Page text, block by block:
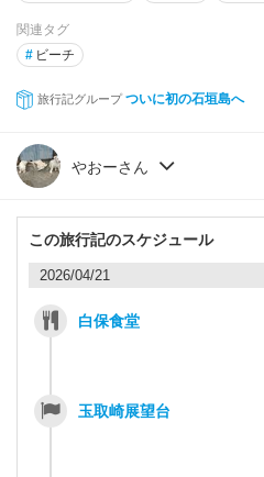
関連タグ
# ビーチ
旅行記グループ ついに初の石垣島へ
やおーさん
この旅行記のスケジュール
2026/04/21
白保食堂
玉取崎展望台